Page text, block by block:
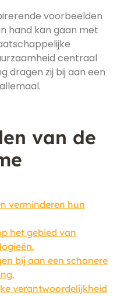
voorbeelden
hand kan gaan met
centraal
dragen zij bij aan een
van de
verminderen hun
het gebied van
bij aan een schonere
verantwoordelijkheid